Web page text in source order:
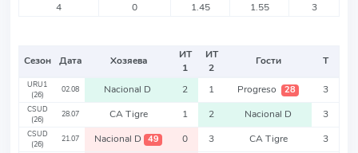
4
0 1.45 1.55 3
Сезон Дата Хозяева
ИТ
1
ИТ
2
Гости Т
URU1
(26)
02.08 Nacional D 2 1 Progreso 28 3
CSUD
(26)
28.07 CA Tigre 1 2 Nacional D 3
CSUD
(26)
21.07 Nacional D 49 0 3 CA Tigre 3